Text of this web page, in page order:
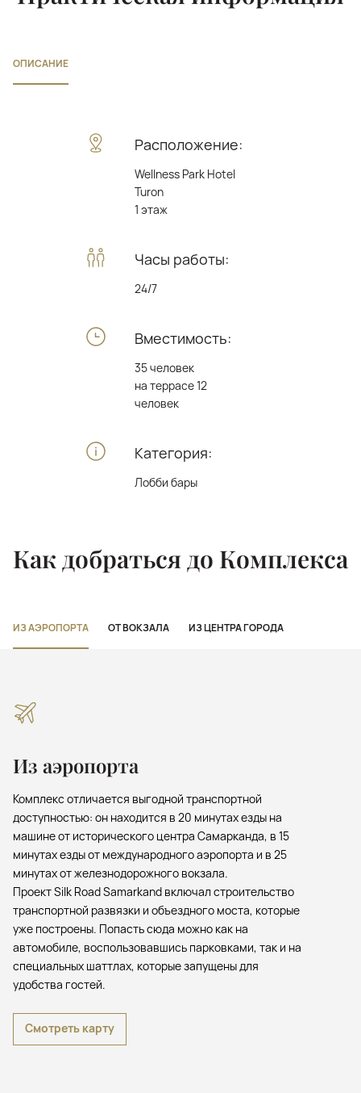
ОПИСАНИЕ
Расположение:
Wellness Park Hotel
Turon
1 этаж
Часы работы:
24/7
Вместимость:
35 человек
на террасе 12
человек
Категория:
Лобби бары
Как добраться до Комплекса
ИЗ АЭРОПОРТА ОТ ВОКЗАЛА ИЗ ЦЕНТРА ГОРОДА
Из аэропорта
Комплекс отличается выгодной транспортной
доступностью: он находится в 20 минутах езды на
машине от исторического центра Самарканда, в 15
минутах езды от международного аэропорта и в 25
минутах от железнодорожного вокзала.
Проект Silk Road Samarkand включал строительство
транспортной развязки и объездного моста, которые
уже построены. Попасть сюда можно как на
автомобиле, воспользовавшись парковками, так и на
специальных шаттлах, которые запущены для
удобства гостей.
Смотреть карту